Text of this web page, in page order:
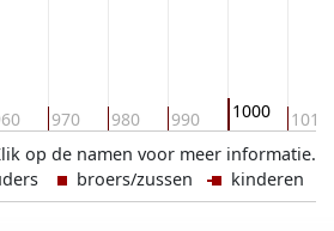
970 980 990 1000 1010
op de namen voor meer informatie.
broers/zussen kinderen